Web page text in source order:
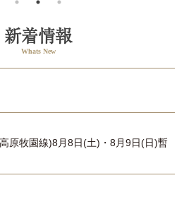
新着情報
原牧園線)8月8日(土)・8月9日(日)暫